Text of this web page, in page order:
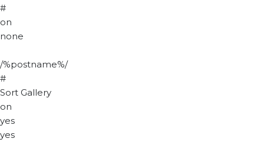
#
on
none
/%postname%/
#
Sort Gallery
on
yes
yes